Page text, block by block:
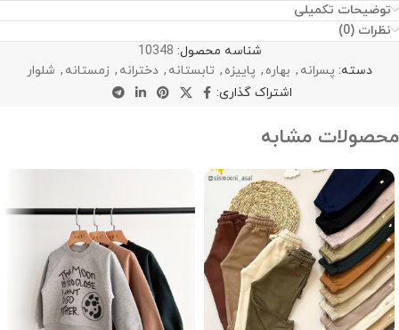
توضیحات تکمیلی
نظرات (0)
شناسه محصول: 10348
دسته: پسرانه , بهاره , پاییزه , تابستانه , دخترانه , زمستانه , شلوار
اشتراک گذاری:
محصولات مشابه